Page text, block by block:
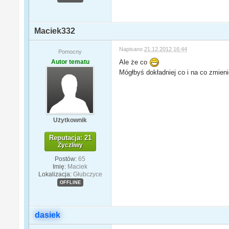
Maciek332
Pomocny
Autor tematu
Użytkownik
Reputacja: 21
Życzliwy
Postów: 65
Imię: Maciek
Lokalizacja: Głubczyce
OFFLINE
Napisano 21.12.2012 16:44
Ale że co
Mógłbyś dokładniej co i na co
dasiek